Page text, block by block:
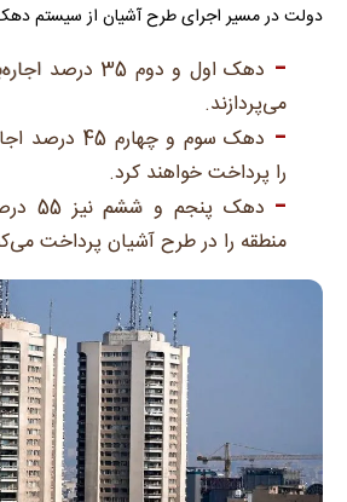
دولت در مسیر اجرای طرح آشیان از سیستم
دهک اول و دوم 35
می‌پردازند.
دهک سوم و
را پرداخت خواهند کرد.
دهک
منطقه را در طرح آشیان پرداخت